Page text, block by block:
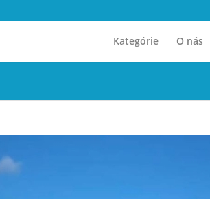
Kategórie O nás